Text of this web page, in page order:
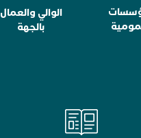
الوالي والعمال
بالجهة